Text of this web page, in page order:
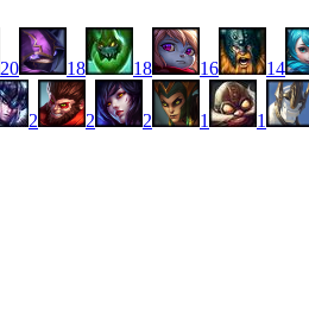
20 18 18 16 14
2 2 2 1 1